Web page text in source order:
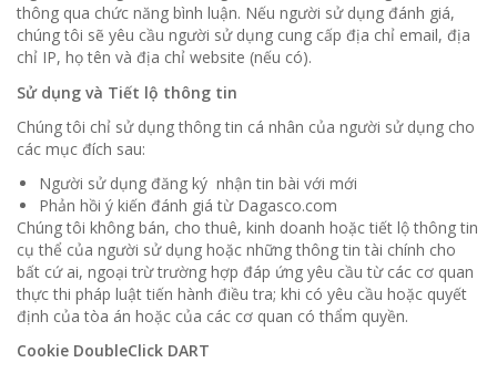
thông qua chức năng bình luận. Nếu người sử dụng đánh giá,
chúng tôi sẽ yêu cầu người sử dụng cung cấp địa chỉ email, địa
chỉ IP, họ tên và địa chỉ website (nếu có).
Sử dụng và Tiết lộ thông tin
Chúng tôi chỉ sử dụng thông tin cá nhân của người sử dụng cho
các mục đích sau:
Người sử dụng đăng ký nhận tin bài với mới
Phản hồi ý kiến đánh giá từ Dagasco.com
Chúng tôi không bán, cho thuê, kinh doanh hoặc tiết lộ thông tin
cụ thể của người sử dụng hoặc những thông tin tài chính cho
bất cứ ai, ngoại trừ trường hợp đáp ứng yêu cầu từ các cơ quan
thực thi pháp luật tiến hành điều tra; khi có yêu cầu hoặc quyết
định của tòa án hoặc của các cơ quan có thẩm quyền.
Cookie DoubleClick DART